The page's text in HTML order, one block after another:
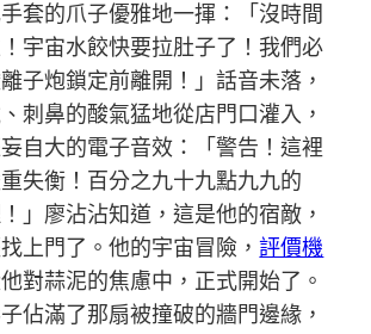
套的爪子優雅地一揮：「沒時間
宇宙水餃快要拉肚子了！我們必
子炮鎖定前離開！」話音未落，
刺鼻的酸氣猛地從店門口灌入，
自大的電子音效：「警告！這裡
失衡！百分之九十九點九九的
」廖沾沾知道，這是他的宿敵，
上門了。他的宇宙冒險，評價機
對蒜泥的焦慮中，正式開始了。
佔滿了那扇被撞破的牆門邊緣，